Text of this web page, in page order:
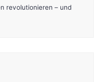
revolutionieren – und